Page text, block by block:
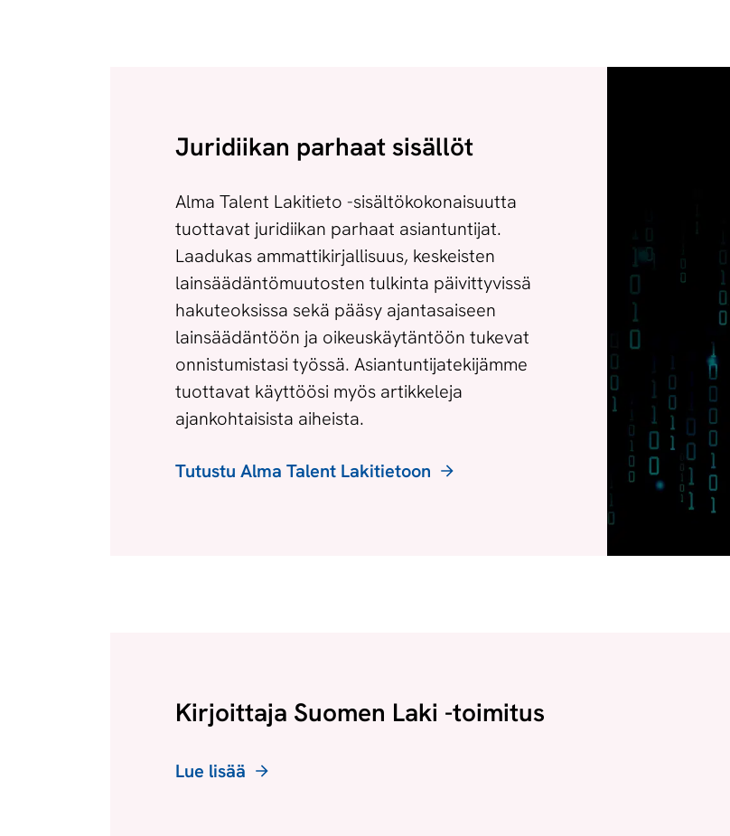
Juridiikan parhaat sisällöt
Alma Talent Lakitieto -sisältökokonaisuutta
tuottavat juridiikan parhaat asiantuntijat.
Laadukas ammattikirjallisuus, keskeisten
lainsäädäntömuutosten tulkinta päivittyvissä
hakuteoksissa sekä pääsy ajantasaiseen
lainsäädäntöön ja oikeuskäytäntöön tukevat
onnistumistasi työssä. Asiantuntijatekijämme
tuottavat käyttöösi myös artikkeleja
ajankohtaisista aiheista.
Tutustu Alma Talent Lakitietoon
Kirjoittaja Suomen Laki -toimitus
Lue lisää